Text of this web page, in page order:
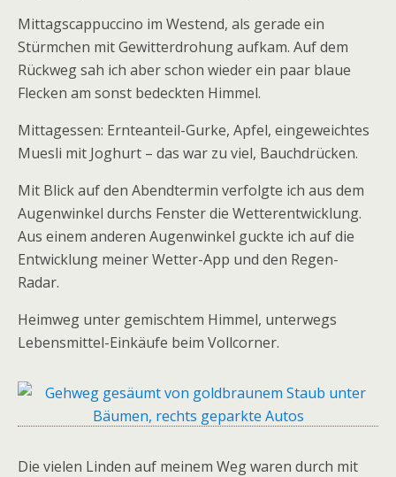
Mittagscappuccino im Westend, als gerade ein
Stürmchen mit Gewitterdrohung aufkam. Auf dem
Rückweg sah ich aber schon wieder ein paar blaue
Flecken am sonst bedeckten Himmel.
Mittagessen: Ernteanteil-Gurke, Apfel, eingeweichtes
Muesli mit Joghurt – das war zu viel, Bauchdrücken.
Mit Blick auf den Abendtermin verfolgte ich aus dem
Augenwinkel durchs Fenster die Wetterentwicklung.
Aus einem anderen Augenwinkel guckte ich auf die
Entwicklung meiner Wetter-App und den Regen-
Radar.
Heimweg unter gemischtem Himmel, unterwegs
Lebensmittel-Einkäufe beim Vollcorner.
Die vielen Linden auf meinem Weg waren durch mit